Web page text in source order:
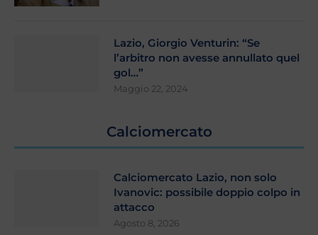
Lazio, Giorgio Venturin: “Se
l’arbitro non avesse annullato quel
gol…”
Maggio 22, 2024
Calciomercato
Calciomercato Lazio, non solo
Ivanovic: possibile doppio colpo in
attacco
Agosto 8, 2026